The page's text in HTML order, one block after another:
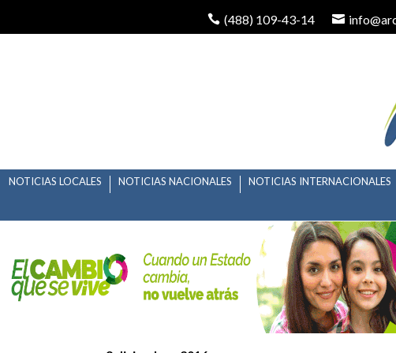
(488) 109-43-14
NOTICIAS LOCALES NOTICIAS NACIONALES NOTICIAS INTERNACIONALES
ARCO Y FLECHA